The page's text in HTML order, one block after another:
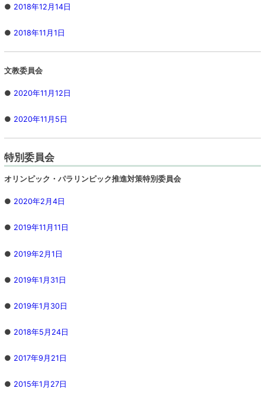
● 2018年12月14日
● 2018年11月1日
文教委員会
● 2020年11月12日
● 2020年11月5日
特別委員会
オリンピック・パラリンピック推進対策特別委員会
● 2020年2月4日
● 2019年11月11日
● 2019年2月1日
● 2019年1月31日
● 2019年1月30日
● 2018年5月24日
● 2017年9月21日
● 2015年1月27日